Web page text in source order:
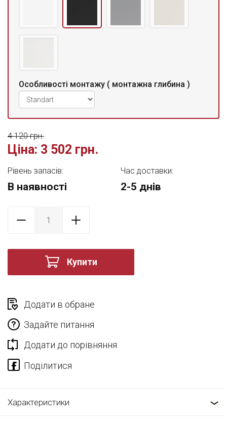
Особливості монтажу ( монтажна глибина )
Ціна: 3 502 грн.
4 120 грн.
Рівень запасів:
В наявності
Час доставки:
2-5 днів
Купити
Додати в обране
Задайте питання
Додати до порівняння
Характеристики